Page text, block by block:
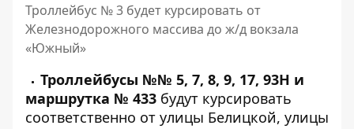
Троллейбус № 3 будет курсировать от
Железнодорожного массива до ж/д вокзала
«Южный»
Троллейбусы №№ 5, 7, 8, 9, 17, 93Н и
маршрутка № 433 будут курсировать
соответственно от улицы Белицкой, улицы